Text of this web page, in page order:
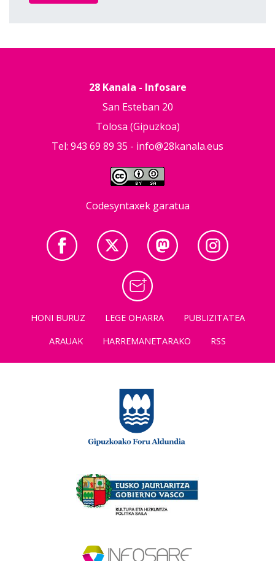
28 Kanala - Infosare
San Esteban 20
Tolosa (Gipuzkoa)
Tel: 943 69 89 35 - info@28kanala.eus
Codesyntaxek garatua
HONI BURUZ LEGE OHARRA
PUBLIZITATEA
ARAUAK
HARREMANETARAKO RSS